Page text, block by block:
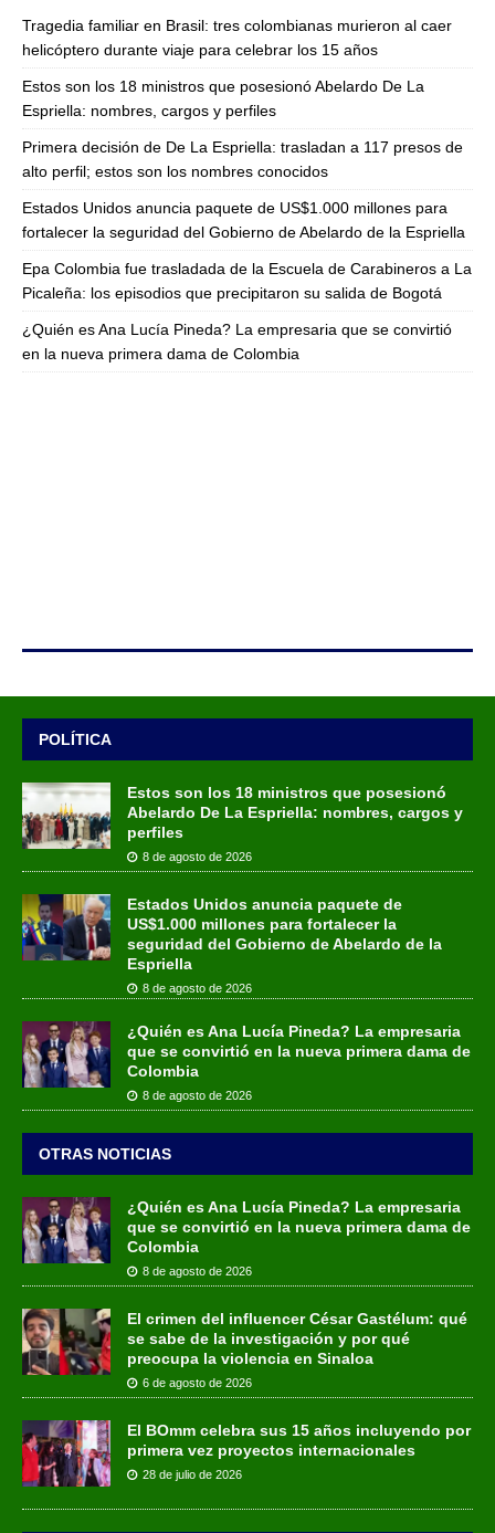
Tragedia familiar en Brasil: tres colombianas murieron al caer
helicóptero durante viaje para celebrar los 15 años
Estos son los 18 ministros que posesionó Abelardo De La
Espriella: nombres, cargos y perfiles
Primera decisión de De La Espriella: trasladan a 117 presos de
alto perfil; estos son los nombres conocidos
Estados Unidos anuncia paquete de US$1.000 millones para
fortalecer la seguridad del Gobierno de Abelardo de la Espriella
Epa Colombia fue trasladada de la Escuela de Carabineros a La
Picaleña: los episodios que precipitaron su salida de Bogotá
¿Quién es Ana Lucía Pineda? La empresaria que se convirtió
en la nueva primera dama de Colombia
POLÍTICA
Estos son los 18 ministros que posesionó
Abelardo De La Espriella: nombres, cargos y
perfiles
8 de agosto de 2026
Estados Unidos anuncia paquete de
US$1.000 millones para fortalecer la
seguridad del Gobierno de Abelardo de la
Espriella
8 de agosto de 2026
¿Quién es Ana Lucía Pineda? La empresaria
que se convirtió en la nueva primera dama de
Colombia
8 de agosto de 2026
OTRAS NOTICIAS
¿Quién es Ana Lucía Pineda? La empresaria
que se convirtió en la nueva primera dama de
Colombia
8 de agosto de 2026
El crimen del influencer César Gastélum: qué
se sabe de la investigación y por qué
preocupa la violencia en Sinaloa
6 de agosto de 2026
El BOmm celebra sus 15 años incluyendo por
primera vez proyectos internacionales
28 de julio de 2026